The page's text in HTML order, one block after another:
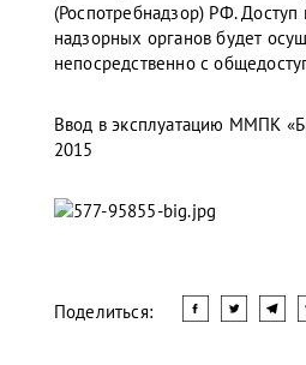
(Роспотребнадзор) РФ. Доступ
надзорных органов будет
непосредственно с
Ввод в эксплуатацию ММПК
2015
Поделиться: